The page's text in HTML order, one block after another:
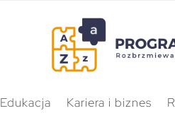
Edukacja Kariera i biznes